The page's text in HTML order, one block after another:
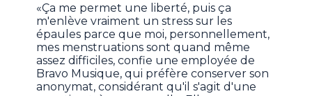
«Ça me permet une liberté, puis ça
m'enlève vraiment un stress sur les
épaules parce que moi, personnellement,
mes menstruations sont quand même
assez difficiles, confie une employée de
Bravo Musique, qui préfère conserver son
anonymat, considérant qu'il s'agit d'une